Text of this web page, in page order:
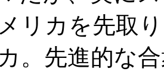
リカを先取
。先進的な